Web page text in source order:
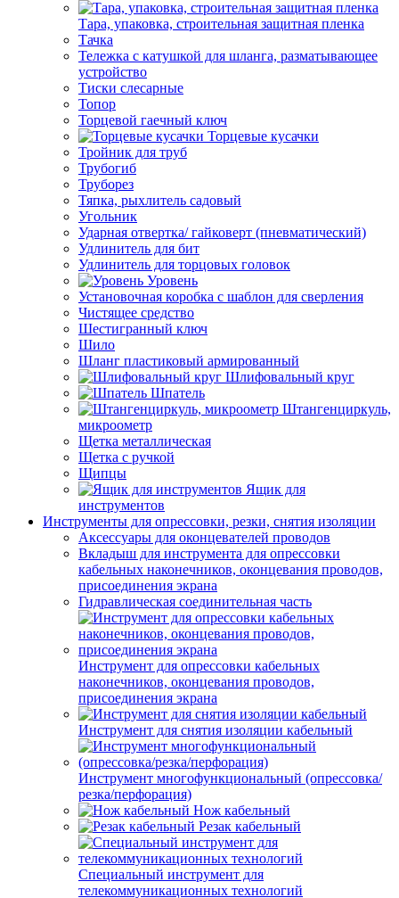
Тара, упаковка, строительная защитная пленка
Тачка
Тележка с катушкой для шланга, разматывающее
устройство
Тиски слесарные
Топор
Торцевой гаечный ключ
Торцевые кусачки
Тройник для труб
Трубогиб
Труборез
Тяпка, рыхлитель садовый
Угольник
Ударная отвертка/ гайковерт (пневматический)
Удлинитель для бит
Удлинитель для торцовых головок
Уровень
Установочная коробка с шаблон для сверления
Чистящее средство
Шестигранный ключ
Шило
Шланг пластиковый армированный
Шлифовальный круг
Шпатель
Штангенциркуль,
микроометр
Щетка металлическая
Щетка с ручкой
Щипцы
Ящик для
инструментов
Инструменты для опрессовки, резки, снятия изоляции
Аксессуары для оконцевателей проводов
Вкладыш для инструмента для опрессовки
кабельных наконечников, оконцевания проводов,
присоединения экрана
Гидравлическая соединительная часть
Инструмент для опрессовки кабельных
наконечников, оконцевания проводов,
присоединения экрана
Инструмент для снятия изоляции кабельный
Инструмент многофункциональный (опрессовка/
резка/перфорация)
Нож кабельный
Резак кабельный
Специальный инструмент для
телекоммуникационных технологий